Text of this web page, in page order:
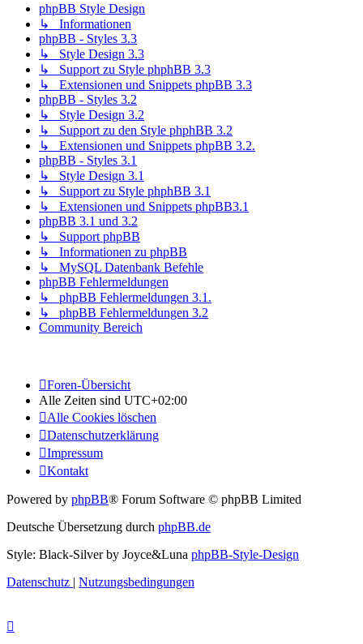
phpBB Style Design
↳ Informationen
phpBB - Styles 3.3
↳ Style Design 3.3
↳ Support zu Style phphBB 3.3
↳ Extensionen und Snippets phpBB 3.3
phpBB - Styles 3.2
↳ Style Design 3.2
↳ Support zu den Style phphBB 3.2
↳ Extensionen und Snippets phpBB 3.2.
phpBB - Styles 3.1
↳ Style Design 3.1
↳ Support zu Style phphBB 3.1
↳ Extensionen und Snippets phpBB3.1
phpBB 3.1 und 3.2
↳ Support phpBB
↳ Informationen zu phpBB
↳ MySQL Datenbank Befehle
phpBB Fehlermeldungen
↳ phpBB Fehlermeldungen 3.1.
↳ phpBB Fehlermeldungen 3.2
Community Bereich
Foren-Übersicht
Alle Zeiten sind UTC+02:00
Alle Cookies löschen
Datenschutzerklärung
Impressum
Kontakt
Powered by phpBB® Forum Software © phpBB Limited
Deutsche Übersetzung durch phpBB.de
Style: Black-Silver by Joyce&Luna phpBB-Style-Design
Datenschutz | Nutzungsbedingungen